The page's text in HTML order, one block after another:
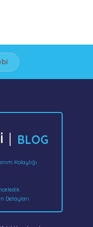
BLOG
Kolaylığı
Detayları